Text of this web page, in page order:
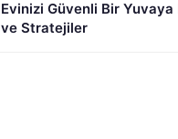
Evinizi Güvenli Bir
ve Stratejiler